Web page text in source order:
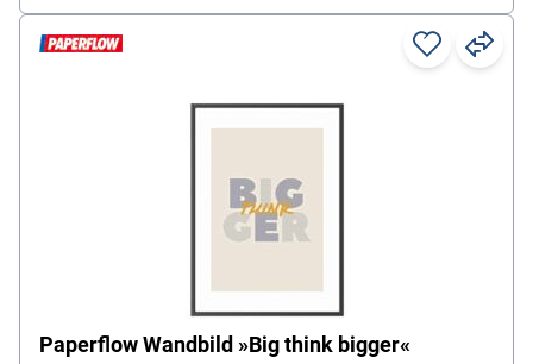
Paperflow Wandbild »Big think bigger«